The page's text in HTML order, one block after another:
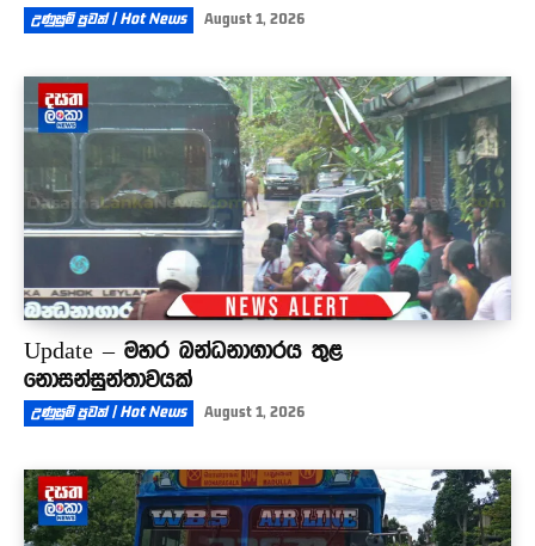
උණුසුම් පුවත් | Hot News August 1, 2026
Update – මහර බන්ධනාගාරය තුළ
නොසන්සුන්තාවයක්
උණුසුම් පුවත් | Hot News August 1, 2026